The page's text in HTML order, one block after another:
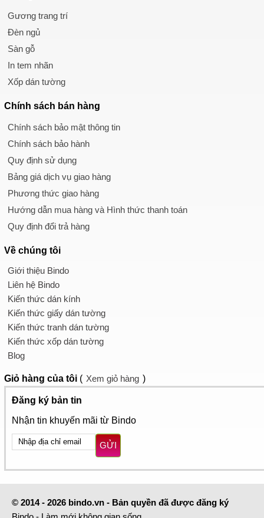
Gương trang trí
Đèn ngủ
Sàn gỗ
In tem nhãn
Xốp dán tường
Chính sách bán hàng
Chính sách bảo mật thông tin
Chính sách bảo hành
Quy định sử dụng
Bảng giá dịch vụ giao hàng
Phương thức giao hàng
Hướng dẫn mua hàng và Hình thức thanh toán
Quy định đổi trả hàng
Về chúng tôi
Giới thiệu Bindo
Liên hệ Bindo
Kiến thức dán kính
Kiến thức giấy dán tường
Kiến thức tranh dán tường
Kiến thức xốp dán tường
Blog
Giỏ hàng của tôi ( Xem giỏ hàng )
Đăng ký bản tin
Nhận tin khuyến mãi từ Bindo
GỬI
© 2014 - 2026 bindo.vn - Bản quyền đã được đăng ký